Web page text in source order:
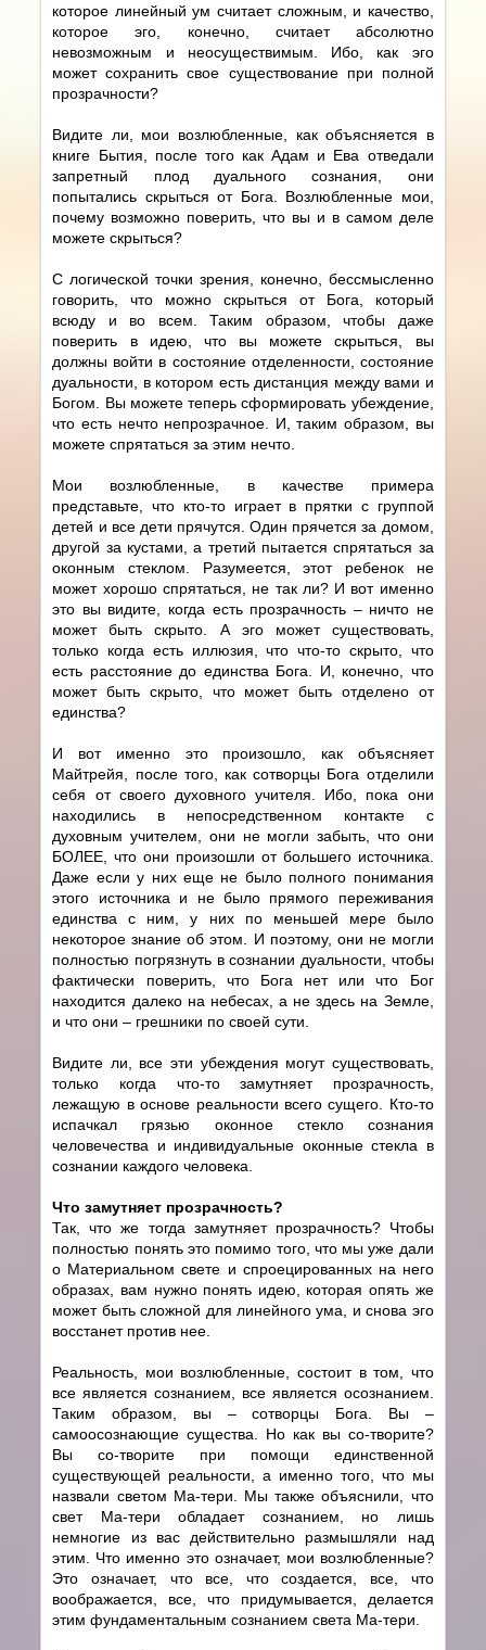
которое линейный ум считает сложным, и качество,
которое эго, конечно, считает абсолютно
невозможным и неосуществимым. Ибо, как эго
может сохранить свое существование при полной
прозрачности?
Видите ли, мои возлюбленные, как объясняется в
книге Бытия, после того как Адам и Ева отведали
запретный плод дуального сознания, они
попытались скрыться от Бога. Возлюбленные мои,
почему возможно поверить, что вы и в самом деле
можете скрыться?
С логической точки зрения, конечно, бессмысленно
говорить, что можно скрыться от Бога, который
всюду и во всем. Таким образом, чтобы даже
поверить в идею, что вы можете скрыться, вы
должны войти в состояние отделенности, состояние
дуальности, в котором есть дистанция между вами и
Богом. Вы можете теперь сформировать убеждение,
что есть нечто непрозрачное. И, таким образом, вы
можете спрятаться за этим нечто.
Мои возлюбленные, в качестве примера
представьте, что кто-то играет в прятки с группой
детей и все дети прячутся. Один прячется за домом,
другой за кустами, а третий пытается спрятаться за
оконным стеклом. Разумеется, этот ребенок не
может хорошо спрятаться, не так ли? И вот именно
это вы видите, когда есть прозрачность – ничто не
может быть скрыто. А эго может существовать,
только когда есть иллюзия, что что-то скрыто, что
есть расстояние до единства Бога. И, конечно, что
может быть скрыто, что может быть отделено от
единства?
И вот именно это произошло, как объясняет
Майтрейя, после того, как cотворцы Бога отделили
себя от своего духовного учителя. Ибо, пока они
находились в непосредственном контакте с
духовным учителем, они не могли забыть, что они
БОЛЕЕ, что они произошли от большего источника.
Даже если у них еще не было полного понимания
этого источника и не было прямого переживания
единства с ним, у них по меньшей мере было
некоторое знание об этом. И поэтому, они не могли
полностью погрязнуть в сознании дуальности, чтобы
фактически поверить, что Бога нет или что Бог
находится далеко на небесах, а не здесь на Земле,
и что они – грешники по своей сути.
Видите ли, все эти убеждения могут существовать,
только когда что-то замутняет прозрачность,
лежащую в основе реальности всего сущего. Кто-то
испачкал грязью оконное стекло сознания
человечества и индивидуальные оконные стекла в
сознании каждого человека.
Что замутняет прозрачность?
Так, что же тогда замутняет прозрачность? Чтобы
полностью понять это помимо того, что мы уже дали
о Материальном свете и спроецированных на него
образах, вам нужно понять идею, которая опять же
может быть сложной для линейного ума, и снова эго
восстанет против нее.
Реальность, мои возлюбленные, состоит в том, что
все является сознанием, все является осознанием.
Таким образом, вы – cотворцы Бога. Вы –
самоосознающие существа. Но как вы cо-творите?
Вы cо-творите при помощи единственной
существующей реальности, а именно того, что мы
назвали светом Ма-тери. Мы также объяснили, что
свет Ма-тери обладает сознанием, но лишь
немногие из вас действительно размышляли над
этим. Что именно это означает, мои возлюбленные?
Это означает, что все, что создается, все, что
воображается, все, что придумывается, делается
этим фундаментальным сознанием света Ма-тери.